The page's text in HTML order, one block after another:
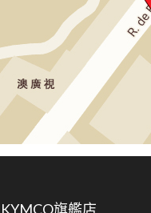
KYMCO旗艦店